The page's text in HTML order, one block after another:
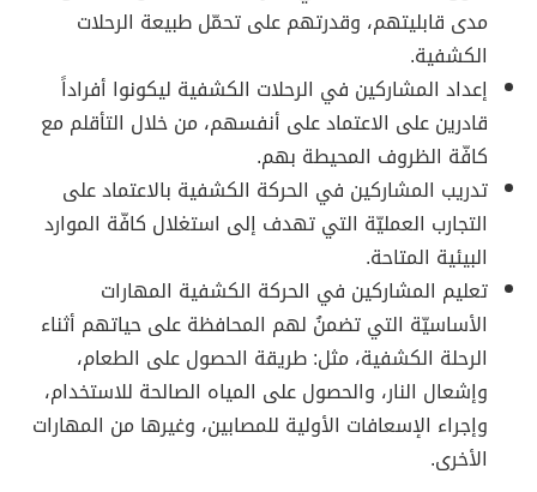
مدى قابليتهم، وقدرتهم على تحمّل طبيعة الرحلات
الكشفية.
إعداد المشاركين في الرحلات الكشفية ليكونوا أفراداً
قادرين على الاعتماد على أنفسهم، من خلال التأقلم مع
كافّة الظروف المحيطة بهم.
تدريب المشاركين في الحركة الكشفية بالاعتماد على
التجارب العمليّة التي تهدف إلى استغلال كافّة الموارد
البيئية المتاحة.
تعليم المشاركين في الحركة الكشفية المهارات
الأساسيّة التي تضمنُ لهم المحافظة على حياتهم أثناء
الرحلة الكشفية، مثل: طريقة الحصول على الطعام،
وإشعال النار، والحصول على المياه الصالحة للاستخدام،
وإجراء الإسعافات الأولية للمصابين، وغيرها من المهارات
الأخرى.